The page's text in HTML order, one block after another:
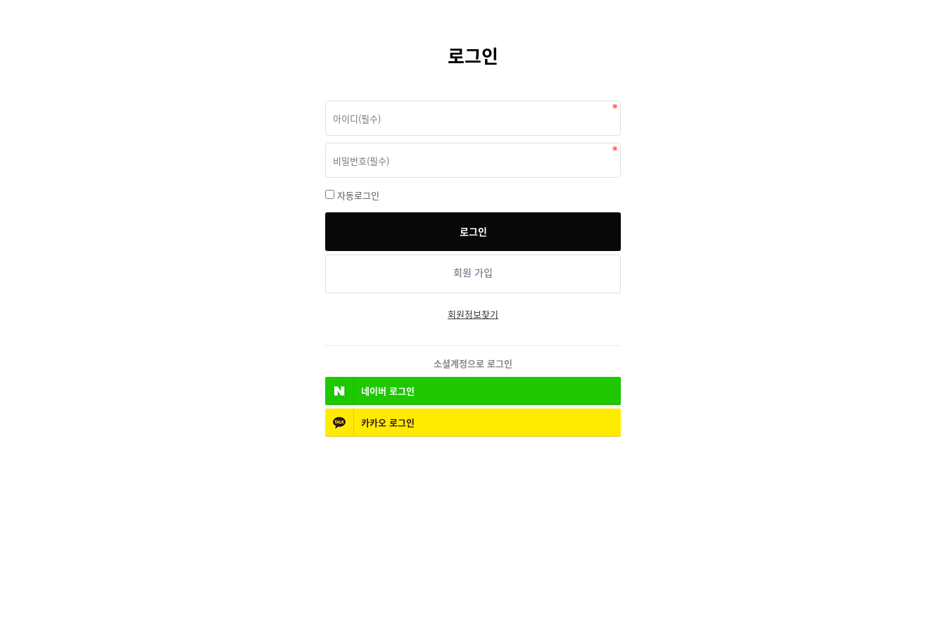
로그인
자동로그인
회원 가입
회원정보찾기
소셜계정으로 로그인
네이버 로그인
카카오 로그인